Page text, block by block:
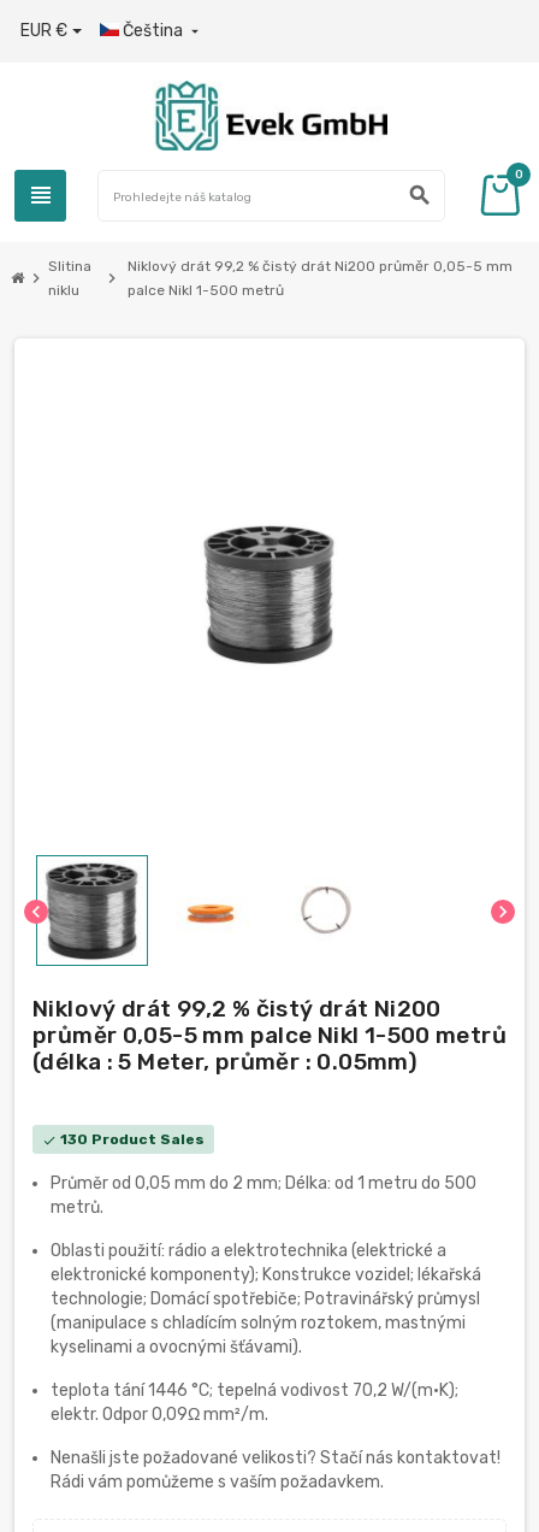
EUR € Čeština 
view_headline search
0
chevron_right
Slitina
niklu
chevron_right
Niklový drát 99,2 % čistý drát Ni200 průměr 0,05-5 mm
palce Nikl 1-500 metrů
chevron_left chevron_right
Niklový drát 99,2 % čistý drát Ni200
průměr 0,05-5 mm palce Nikl 1-500 metrů
(délka : 5 Meter, průměr : 0.05mm)
check 130 Product Sales
Průměr od 0,05 mm do 2 mm; Délka: od 1 metru do 500
metrů.
Oblasti použití: rádio a elektrotechnika (elektrické a
elektronické komponenty); Konstrukce vozidel; lékařská
technologie; Domácí spotřebiče; Potravinářský průmysl
(manipulace s chladícím solným roztokem, mastnými
kyselinami a ovocnými šťávami).
teplota tání 1446 °C; tepelná vodivost 70,2 W/(m·K);
elektr. Odpor 0,09Ω mm²/m.
Nenašli jste požadované velikosti? Stačí nás kontaktovat!
Rádi vám pomůžeme s vaším požadavkem.